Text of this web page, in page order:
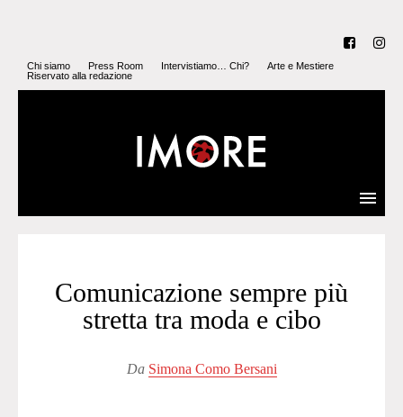
Chi siamo Press Room Intervistiamo… Chi?
Arte e Mestiere
Riservato alla redazione
Comunicazione sempre più
stretta tra moda e cibo
Da Simona Como Bersani